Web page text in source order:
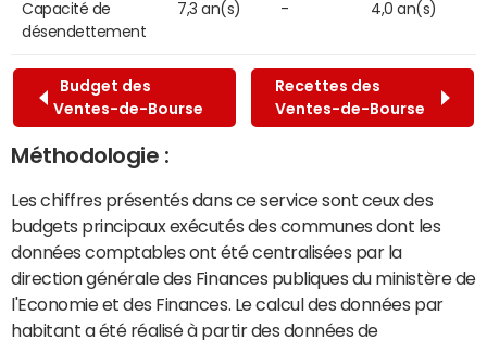
Capacité de
désendettement
7,3 an(s) - 4,0 an(s)
Budget des
Ventes-de-Bourse
Recettes des
Ventes-de-Bourse
Méthodologie :
Les chiffres présentés dans ce service sont ceux des
budgets principaux exécutés des communes dont les
données comptables ont été centralisées par la
direction générale des Finances publiques du ministère de
l'Economie et des Finances. Le calcul des données par
habitant a été réalisé à partir des données de